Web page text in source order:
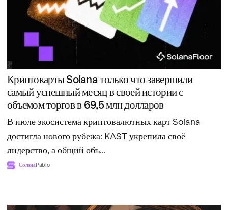
Криптокарты Solana только что завершили
самый успешный месяц в своей истории с
объемом торгов в 69,5 млн долларов
В июле экосистема криптовалютных карт Solana
достигла нового рубежа: KAST укрепила своё
лидерство, а общий объ...
СоланаPablo